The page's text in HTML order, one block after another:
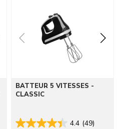
BATTEUR 5 VITESSES -
CLASSIC
4.4 (49)